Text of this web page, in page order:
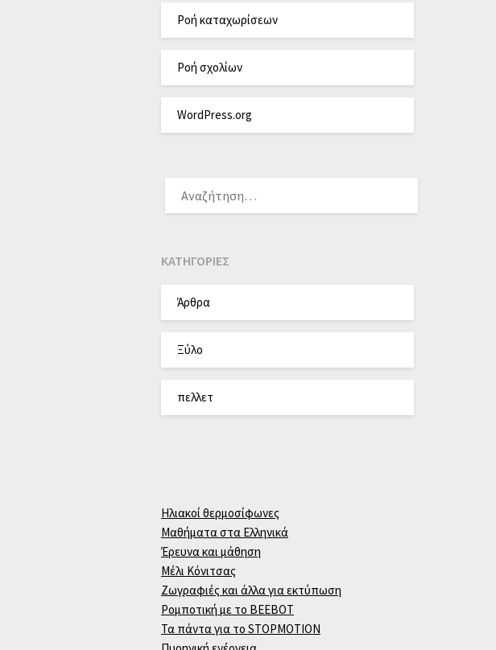
Ροή καταχωρίσεων
Ροή σχολίων
WordPress.org
KΑΤΗΓΟΡΊΕΣ
Άρθρα
Ξύλο
πελλετ
Ηλιακοί θερμοσίφωνες
Μαθήματα στα Ελληνικά
Έρευνα και μάθηση
Μέλι Κόνιτσας
Ζωγραφιές και άλλα για εκτύπωση
Ρομποτική με το BEEBOT
Τα πάντα για το STOPMOTION